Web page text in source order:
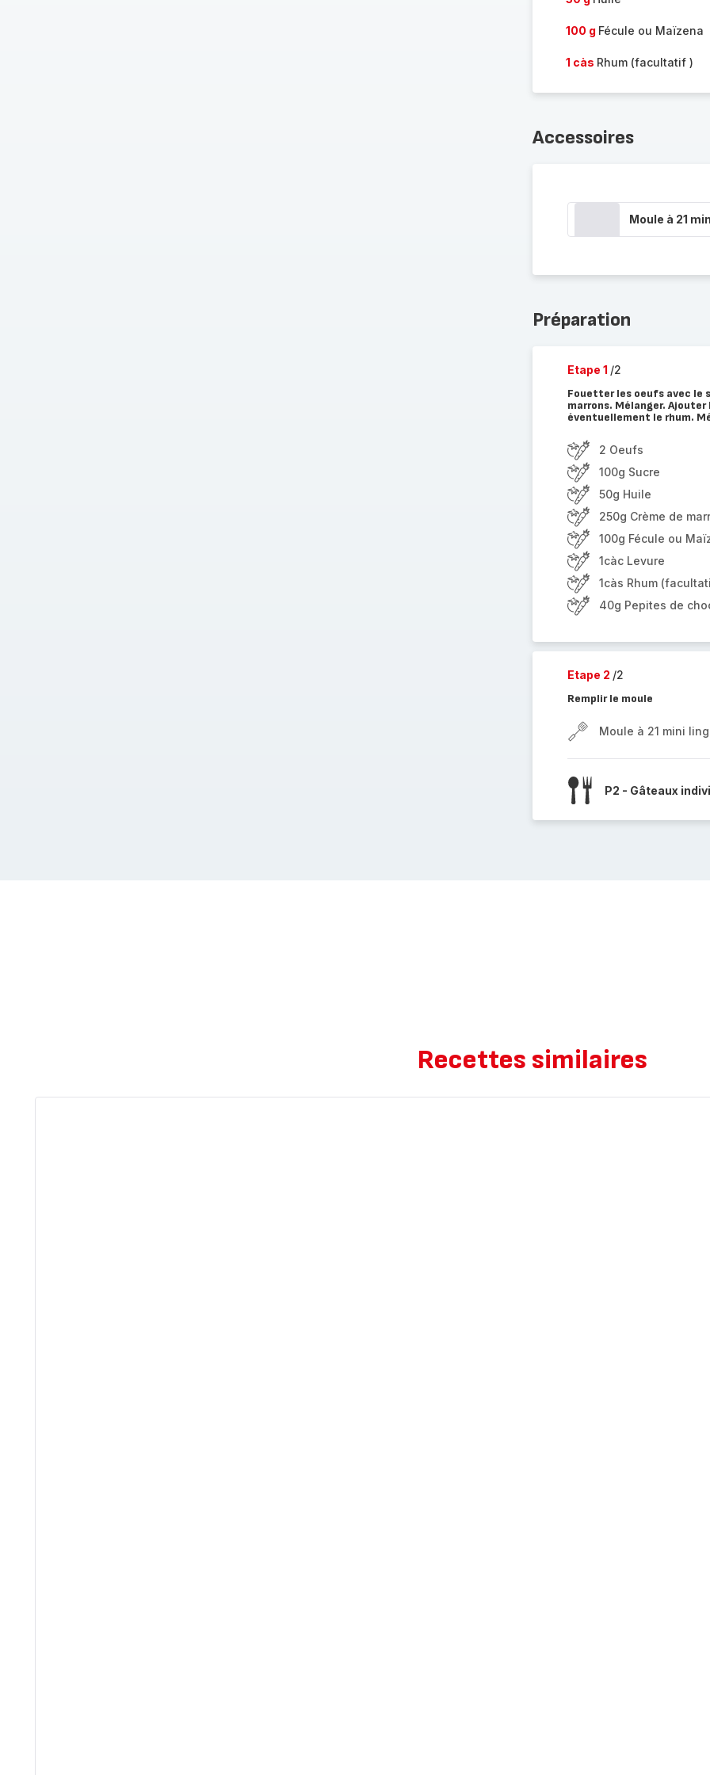
100 g Fécule ou Maïzena
1 càs Rhum (facultatif )
Accessoires
Moule à 21
Préparation
Etape 1 /2
Fouetter les oeufs avec le
marrons. Mélanger.
éventuellement le rhum.
2 Oeufs
100g Sucre
50g Huile
250g Crème de
100g Fécule ou
1càc Levure
1càs Rhum
40g Pepites de
Etape 2 /2
Remplir le moule
Moule à 21 mini
P2 - Gâteaux
Recettes similaires